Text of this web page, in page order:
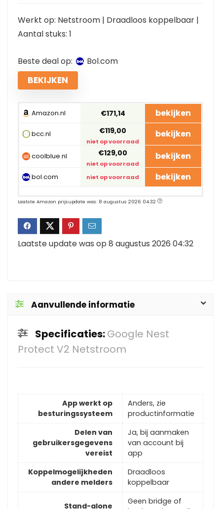
Werkt op: Netstroom | Draadloos koppelbaar |
Aantal stuks: 1
Beste deal op: bol.com
BEKIJKEN
Amazon.nl €171,14 bekijken
bcc.nl €119,00
niet op voorraad
bekijken
coolblue.nl €129,00
niet op voorraad
bekijken
bol.com niet op voorraad bekijken
Laatste Amazon prijsupdate was: 8 augustus 2026 04:32
Laatste update was op 8 augustus 2026 04:32
Aanvullende informatie
Specificaties:Google Nest
Protect V2 Netstroom
App werkt op
besturingssysteem
Anders, zie
productinformatie
Delen van
gebruikersgegevens
vereist
Ja, bij aanmaken
van account bij
app
Koppelmogelijkheden
andere melders
Draadloos
koppelbaar
Stand-alone
Geen bridge of